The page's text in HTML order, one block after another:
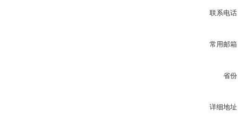
联系电话
常用邮箱
省份
详细地址